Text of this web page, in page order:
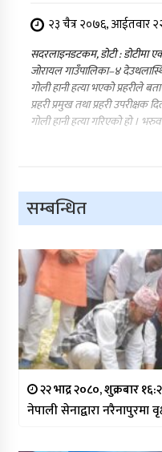
२३ चैत्र २०७६, आईतवार
सदरलाइनडटकम, डोटी : डोटीमा
जोरायल गाउँपालिका–४
गोली हानी हत्या भएको प्रहरीले
प्रहरी प्रमुख तथा प्रहरी
गोली हानी हत्या गरिएको हो ।
सम्बन्धित
२२ भाद्र २०८०, शुक्रबार
नेपाली सेनाद्वारा नरैनापुरमा